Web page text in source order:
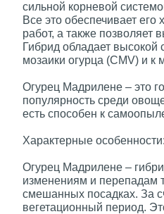
сильной корневой
Все это обеспечивает
работ, а также позволяет
Гибрид обладает высокой
мозаики огурца (CMV) и к
Огурец Мадрилене – это
популярность среди
есть способен к
Характерные особе​нности:
Огурец Мадрилене –
изменениям и перепадам
смешанных посадках. За
вегетационный период.